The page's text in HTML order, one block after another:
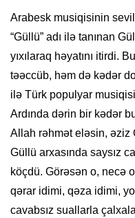
Arabesk musiqisinin
“Güllü” adı ilə tanınan
yıxılaraq həyatını itirdi.
təəccüb, həm də kədər
ilə Türk populyar
Ardında dərin bir kədər
Allah rəhmət eləsin, əziz
Güllü arxasında saysız
köçdü. Görəsən o, necə
qərar idimi, qəza idimi,
cavabsız suallarla